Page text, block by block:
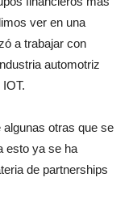
ver en una
a trabajar con
automotriz
otras que se
esto ya se ha
de partnerships